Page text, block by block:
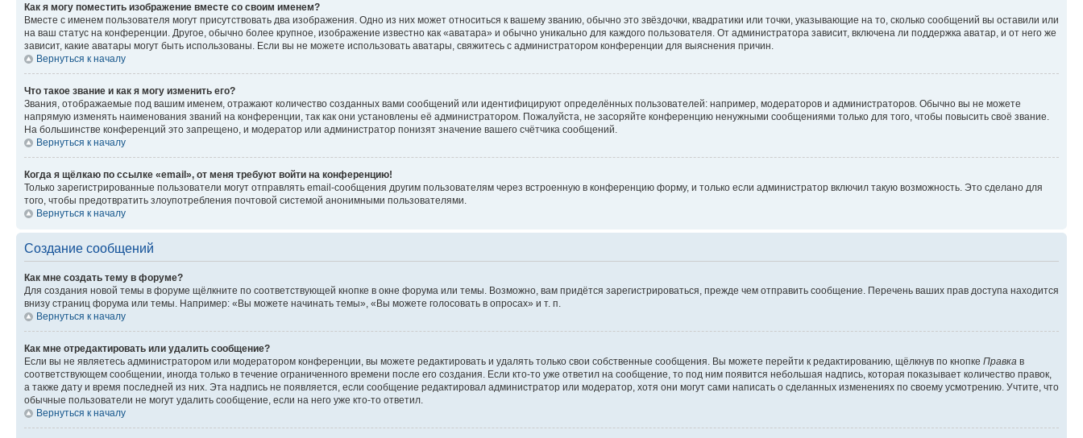
Как я могу поместить изображение вместе со своим именем?
Вместе с именем пользователя могут присутствовать два изображения. Одно из них может относиться к вашему званию, обычно это звёздочки, квадратики или точки, указывающие на то, сколько сообщений вы оставили или
на ваш статус на конференции. Другое, обычно более крупное, изображение известно как «аватара» и обычно уникально для каждого пользователя. От администратора зависит, включена ли поддержка аватар, и от него же
зависит, какие аватары могут быть использованы. Если вы не можете использовать аватары, свяжитесь с администратором конференции для выяснения причин.
Вернуться к началу
Что такое звание и как я могу изменить его?
Звания, отображаемые под вашим именем, отражают количество созданных вами сообщений или идентифицируют определённых пользователей: например, модераторов и администраторов. Обычно вы не можете
напрямую изменять наименования званий на конференции, так как они установлены её администратором. Пожалуйста, не засоряйте конференцию ненужными сообщениями только для того, чтобы повысить своё звание.
На большинстве конференций это запрещено, и модератор или администратор понизят значение вашего счётчика сообщений.
Вернуться к началу
Когда я щёлкаю по ссылке «email», от меня требуют войти на конференцию!
Только зарегистрированные пользователи могут отправлять email-сообщения другим пользователям через встроенную в конференцию форму, и только если администратор включил такую возможность. Это сделано для
того, чтобы предотвратить злоупотребления почтовой системой анонимными пользователями.
Вернуться к началу
Создание сообщений
Как мне создать тему в форуме?
Для создания новой темы в форуме щёлкните по соответствующей кнопке в окне форума или темы. Возможно, вам придётся зарегистрироваться, прежде чем отправить сообщение. Перечень ваших прав доступа находится
внизу страниц форума или темы. Например: «Вы можете начинать темы», «Вы можете голосовать в опросах» и т. п.
Вернуться к началу
Как мне отредактировать или удалить сообщение?
Если вы не являетесь администратором или модератором конференции, вы можете редактировать и удалять только свои собственные сообщения. Вы можете перейти к редактированию, щёлкнув по кнопке Правка в
соответствующем сообщении, иногда только в течение ограниченного времени после его создания. Если кто-то уже ответил на сообщение, то под ним появится небольшая надпись, которая показывает количество правок,
а также дату и время последней из них. Эта надпись не появляется, если сообщение редактировал администратор или модератор, хотя они могут сами написать о сделанных изменениях по своему усмотрению. Учтите, что
обычные пользователи не могут удалить сообщение, если на него уже кто-то ответил.
Вернуться к началу